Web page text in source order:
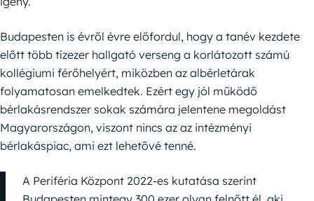
Budapesten is évről évre előfordul, hogy a tanév kezdete
előtt több tízezer hallgató verseng a korlátozott számú
kollégiumi férőhelyért, miközben az albérletárak
folyamatosan emelkedtek. Ezért egy jól működő
bérlakásrendszer sokak számára jelentene megoldást
Magyarországon, viszont nincs az az intézményi
bérlakáspiac, ami ezt lehetővé tenné.
A Periféria Központ 2022-es kutatása szerint